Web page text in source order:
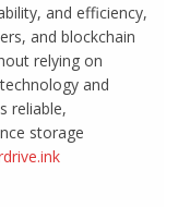
and efficiency,
and blockchain
relying on
and
reliable,
storage